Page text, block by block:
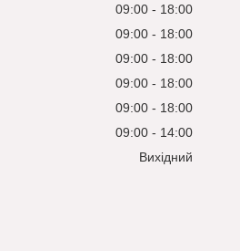
09:00
18:00
09:00
18:00
09:00
18:00
09:00
18:00
09:00
18:00
09:00
14:00
Вихідний